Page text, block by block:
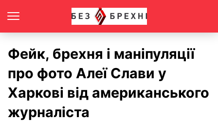
Фейк, брехня і маніпуляції
про фото Алеї Слави у
Харкові від американського
журналіста